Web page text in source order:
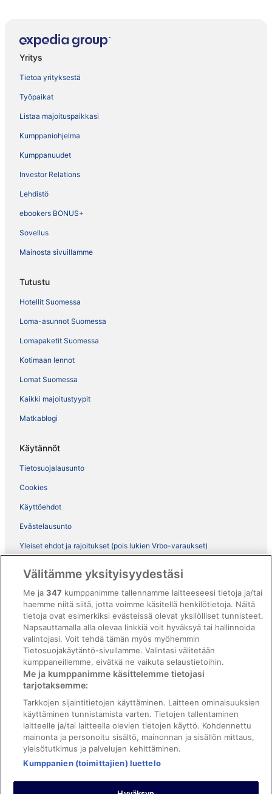
Yritys
Tietoa yrityksestä
Työpaikat
Listaa majoituspaikkasi
Kumppaniohjelma
Kumppanuudet
Investor Relations
Lehdistö
ebookers BONUS+
Sovellus
Mainosta sivuillamme
Tutustu
Hotellit Suomessa
Loma-asunnot Suomessa
Lomapaketit Suomessa
Kotimaan lennot
Lomat Suomessa
Kaikki majoitustyypit
Matkablogi
Käytännöt
Tietosuojalausunto
Cookies
Käyttöehdot
Evästelausunto
Yleiset ehdot ja rajoitukset (pois lukien Vrbo-varaukset)
ebookers BONUS+ -ohjelman ehdot
Oikeudelliset tiedot / ota meihin yhteyttä
Sisältövaatimukset ja ilmoituksen tekeminen sisällöstä
Tuki
Ota yhteyttä
Varauksen muuttaminen tai peruuttaminen
Varaa lento lentoyhtiön hyvityskupongeilla
Hyvityksen hakeminen ja aikarajat
Välitämme yksityisyydestäsi
Me ja347 kumppanimme tallennamme laitteeseesi tietoja ja/tai
haemme niitä siitä, jotta voimme käsitellä henkilötietoja. Näitä
tietoja ovat esimerkiksi evästeissä olevat yksilölliset tunnisteet.
Napsauttamalla alla olevaa linkkiä voit hyväksyä tai hallinnoida
valintojasi. Voit tehdä tämän myös myöhemmin
Tietosuojakäytäntö-sivullamme. Valintasi välitetään
kumppaneillemme, eivätkä ne vaikuta selaustietoihin.
Me ja kumppanimme käsittelemme tietojasi
tarjotaksemme:
Tarkkojen sijaintitietojen käyttäminen. Laitteen ominaisuuksien
käyttäminen tunnistamista varten. Tietojen tallentaminen
laitteelle ja/tai laitteella olevien tietojen käyttö. Kohdennettu
mainonta ja personoitu sisältö, mainonnan ja sisällön mittaus,
yleisötutkimus ja palvelujen kehittäminen.
Kumppanien (toimittajien) luettelo